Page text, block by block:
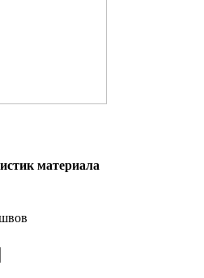
материала